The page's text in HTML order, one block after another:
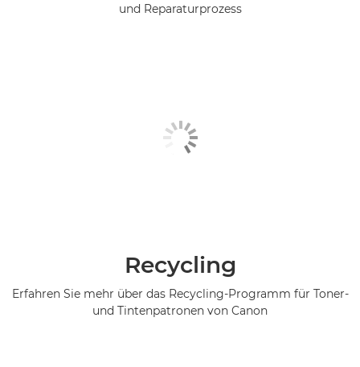
und Reparaturprozess
Recycling
Erfahren Sie mehr über das Recycling-Programm für Toner-
und Tintenpatronen von Canon